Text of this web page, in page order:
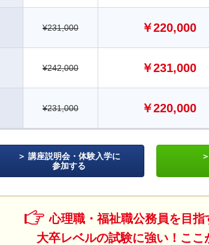
¥231,000 ￥220,000
¥242,000 ￥231,000
¥231,000 ￥220,000
講座説明会・体験入学に
参加する
心理職・福祉職公務員を目指
大卒レベルの試験に強い！ここ